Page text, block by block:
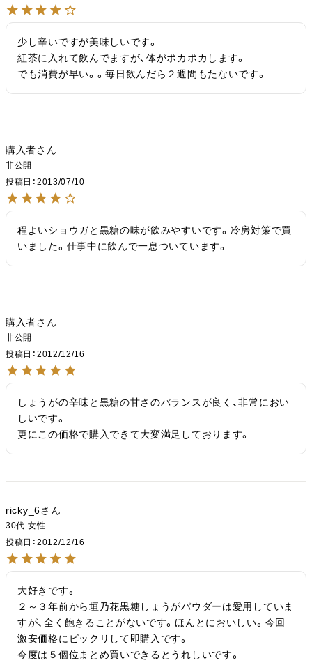
少し辛いですが美味しいです。
紅茶に入れて飲んでますが、体がポカポカします。
でも消費が早い。。毎日飲んだら２週間もたないです。
購入者
非公開
投稿日
2013/07/10
程よいショウガと黒糖の味が飲みやすいです。冷房対策で買
いました。仕事中に飲んで一息ついています。
購入者
非公開
投稿日
2012/12/16
しょうがの辛味と黒糖の甘さのバランスが良く、非常におい
しいです。
更にこの価格で購入できて大変満足しております。
ricky_6
30代 女性
投稿日
2012/12/16
大好きです。
２～３年前から垣乃花黒糖しょうがパウダーは愛用していま
すが、全く飽きることがないです。ほんとにおいしい。今回
激安価格にビックリして即購入です。
今度は５個位まとめ買いできるとうれしいです。